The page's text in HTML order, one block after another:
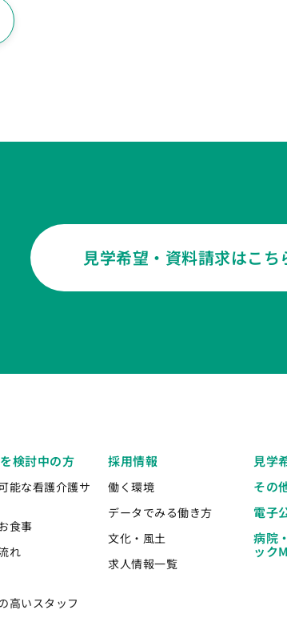
見学希望・資料請求はこち
検討中の方
能な看護介護サ
食事
れ
高いスタッフ
採用情報
働く環境
データでみる働き方
文化・風土
求人情報一覧
見学
その
電子
病院
ック